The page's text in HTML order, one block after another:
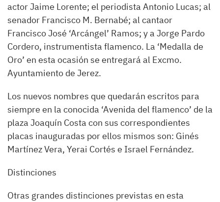
actor Jaime Lorente; el periodista Antonio Lucas; al
senador Francisco M. Bernabé; al cantaor
Francisco José ‘Arcángel’ Ramos; y a Jorge Pardo
Cordero, instrumentista flamenco. La ‘Medalla de
Oro’ en esta ocasión se entregará al Excmo.
Ayuntamiento de Jerez.
Los nuevos nombres que quedarán escritos para
siempre en la conocida ‘Avenida del flamenco’ de la
plaza Joaquín Costa con sus correspondientes
placas inauguradas por ellos mismos son: Ginés
Martínez Vera, Yerai Cortés e Israel Fernández.
Distinciones
Otras grandes distinciones previstas en esta